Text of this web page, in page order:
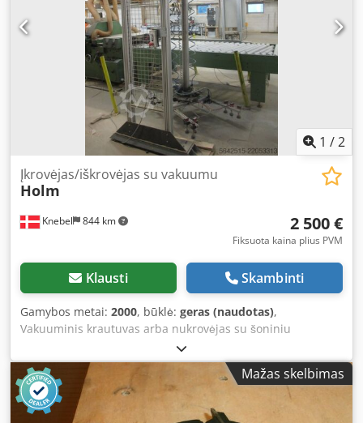
1 /2
Knebel 844 km
Įkrovėjas/iškrovėjas su vakuumu
Holm
2 500 €
Fiksuota kaina plius PVM
Klausti Skambinti
Gamybos metai: 2000, būklė: geras (naudotas),
Vakuuminis krautuvas arba nukrovėjas su šoniniu
judėjimu, darbinis aukštis 4 metrai, 2,5 metro darbo
aukštis, reikalingas bent 5 metrų lubų aukštis. Dodpfx
Adozbarbj Nock
Mažas skelbimas